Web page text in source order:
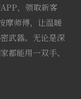
，领取新客
摩师傅，让温暖
武器。无论是深
都能用一双手、